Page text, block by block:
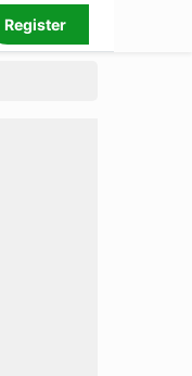
Register